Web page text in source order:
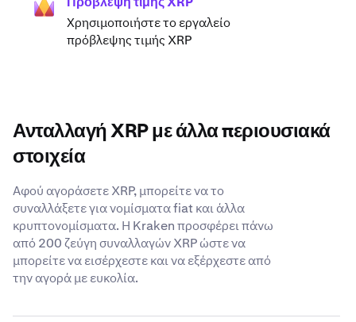
Χρησιμοποιήστε το εργαλείο
πρόβλεψης τιμής XRP
Ανταλλαγή XRP με άλλα περιουσιακά
στοιχεία
Αφού αγοράσετε XRP, μπορείτε να το
συναλλάξετε για νομίσματα fiat και άλλα
κρυπτονομίσματα. Η Kraken προσφέρει πάνω
από 200 ζεύγη συναλλαγών XRP ώστε να
μπορείτε να εισέρχεστε και να εξέρχεστε από
την αγορά με ευκολία.